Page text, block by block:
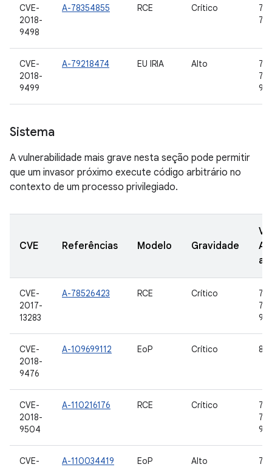
CVE-
2018-
9498
A-78354855 RCE Crítico
CVE-
2018-
9499
A-79218474 EU IRIA Alto
9
Sistema
A vulnerabilidade mais grave nesta seção pode permitir
que um invasor próximo execute código arbitrário no
contexto de um processo privilegiado.
CVE Referências Modelo Gravidade
CVE-
2017-
13283
A-78526423 RCE Crítico
9
CVE-
2018-
9476
A-109699112 EoP Crítico
CVE-
2018-
9504
A-110216176 RCE Crítico
9
CVE-
A-110034419 EoP Alto